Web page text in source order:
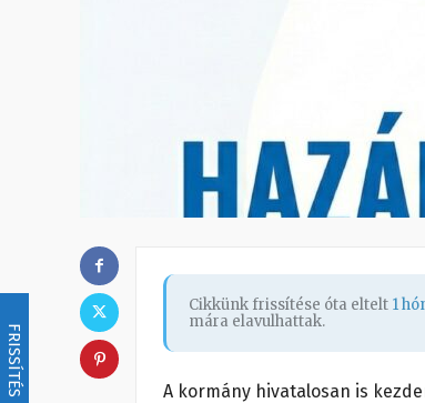
FRISSÍTÉS
Cikkünk frissítése óta eltelt 1
mára elavulhattak.
A kormány hivatalosan is